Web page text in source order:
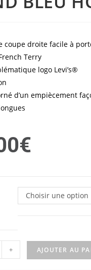
coupe droite facile à
Terry
logo Levi’s®
d’un empiècement
€
Choisir une option
+ AJOUTER AU